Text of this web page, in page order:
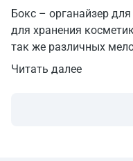
Бокс – органайзер
для хранения
так же различных
Читать далее